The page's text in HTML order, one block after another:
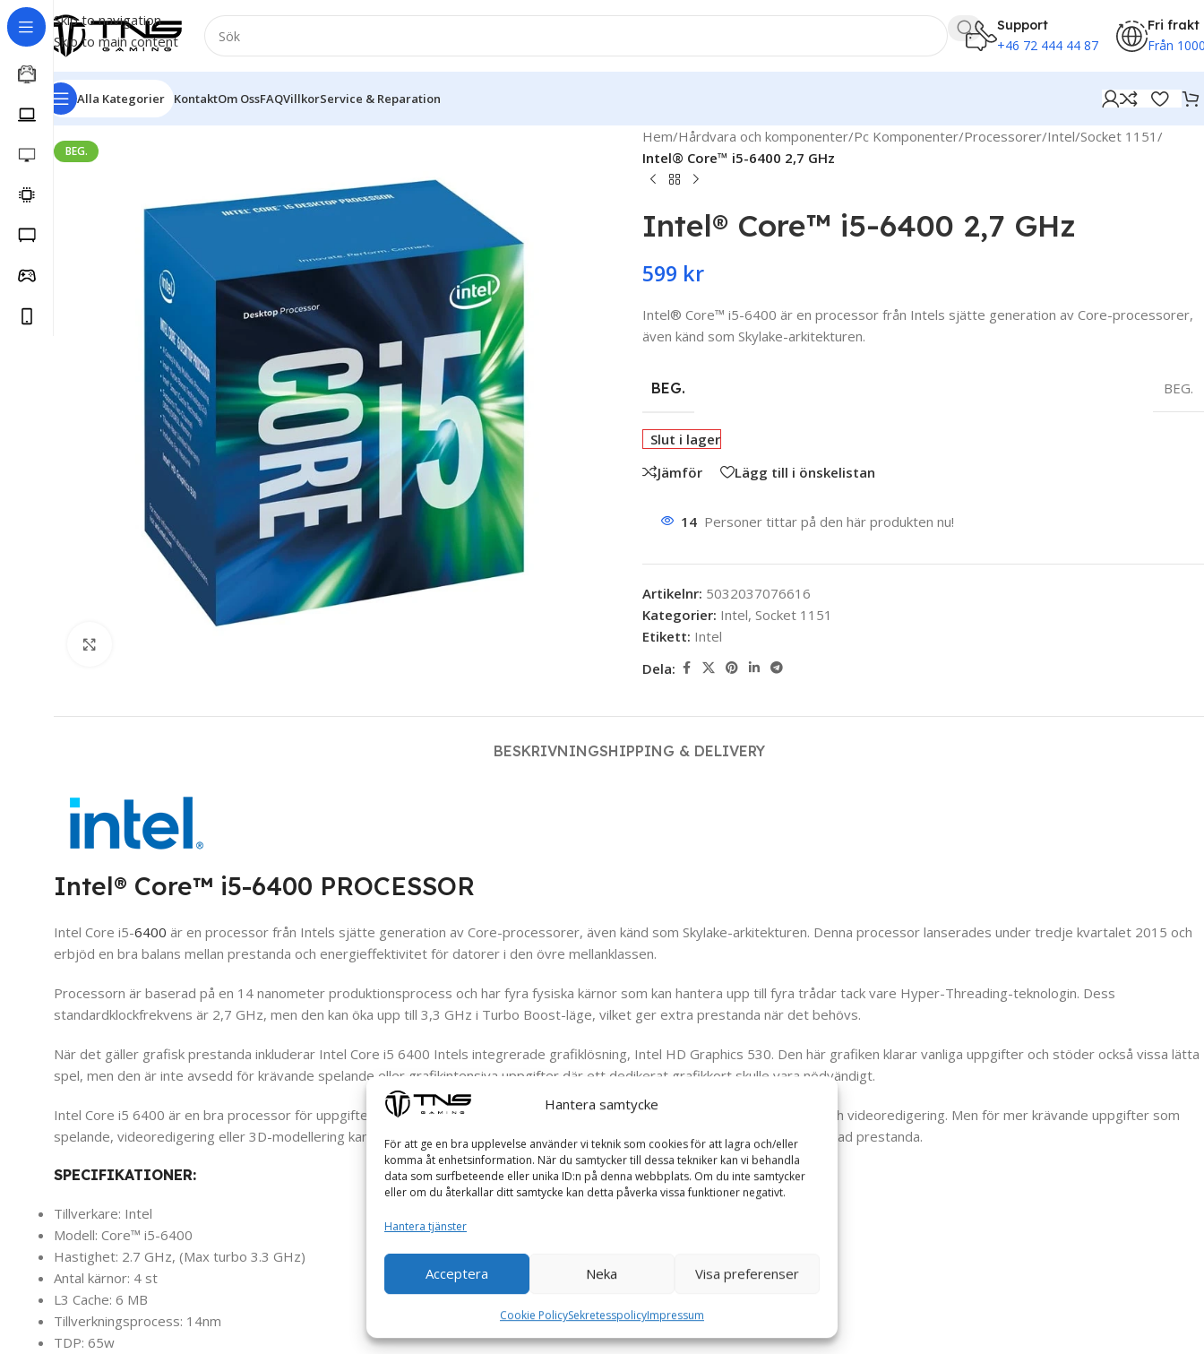
Hantera samtycke
För att ge en bra upplevelse använder vi teknik som cookies för att lagra och/eller
komma åt enhetsinformation. När du samtycker till dessa tekniker kan vi behandla
data som surfbeteende eller unika ID:n på denna webbplats. Om du inte samtycker
eller om du återkallar ditt samtycke kan detta påverka vissa funktioner negativt.
Hantera tjänster
Acceptera Neka Visa preferenser
Cookie PolicySekretesspolicyImpressum
Skip to navigation
Skip to main content
Support
+46 72 444 44 87
Fri frakt
Från
Alla Kategorier KontaktOm OssFAQVillkorService & Reparation
BEG.
Hem/Hårdvara och komponenter/Pc Komponenter/Processorer/Intel/Socket 1151 /
Intel® Core™ i5-6400 2,7 GHz
Intel® Core™ i5-6400 2,7 GHz
599 kr
Intel® Core™ i5-6400 är en processor från Intels sjätte generation av Core-processorer,
även känd som Skylake-arkitekturen.
BEG. BEG.
Slut i lager
Jämför
Lägg till i önskelistan
14 Personer tittar på den här produkten nu!
Artikelnr: 5032037076616
Kategorier: Intel, Socket 1151
Etikett: Intel
Dela:
BESKRIVNINGSHIPPING & DELIVERY
Intel® Core™ i5-6400 PROCESSOR
Intel Core i5-6400 är en processor från Intels sjätte generation av Core-processorer, även känd som Skylake-arkitekturen. Denna processor lanserades under tredje kvartalet 2015 och
erbjöd en bra balans mellan prestanda och energieffektivitet för datorer i den övre mellanklassen.
Processorn är baserad på en 14 nanometer produktionsprocess och har fyra fysiska kärnor som kan hantera upp till fyra trådar tack vare Hyper-Threading-teknologin. Dess
standardklockfrekvens är 2,7 GHz, men den kan öka upp till 3,3 GHz i Turbo Boost-läge, vilket ger extra prestanda när det behövs.
När det gäller grafisk prestanda inkluderar Intel Core i5 6400 Intels integrerade grafiklösning, Intel HD Graphics 530. Den här grafiken klarar vanliga uppgifter och stöder också vissa lätta
spel, men den är inte avsedd för krävande spelande eller grafikintensiva uppgifter där ett dedikerat grafikkort skulle vara nödvändigt.
Intel Core i5 6400 är en bra processor för uppgifter som vanlig datoranvändning, produktivitet, webbsurfning och enkel bild- och videoredigering. Men för mer krävande uppgifter som
spelande, videoredigering eller 3D-modellering kan det vara nödvändigt att lägga till ett dedikerat grafikkort för att uppnå önskad prestanda.
SPECIFIKATIONER:
Tillverkare: Intel
Modell: Core™ i5-6400
Hastighet: 2.7 GHz, (Max turbo 3.3 GHz)
Antal kärnor: 4 st
L3 Cache: 6 MB
Tillverkningsprocess: 14nm
TDP: 65w